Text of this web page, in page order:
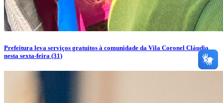
Prefeitura leva serviços gratuitos à comunidade da Vila Coronel Cláudio
nesta sexta-feira (31)